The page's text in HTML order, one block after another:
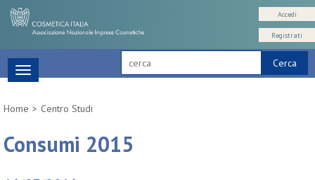
Cerca
Accedi
Registrati
Toggle
navigation
Home
Centro Studi
Consumi 2015